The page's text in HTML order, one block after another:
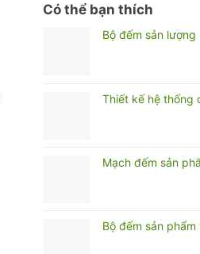
Có thể bạn thích
Bộ đếm sản lượng
Thiết kế hệ thống
Mạch đếm sản
Bộ đếm sản